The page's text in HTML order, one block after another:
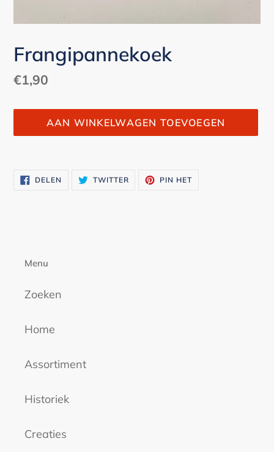
Frangipannekoek
Normale
€1,90
AAN WINKELWAGEN TOEVOEGEN
aan DELEN DELEN TWITTERTWITTEREN
OP
PIN HET
Menu
Zoeken
Home
Assortiment
Historiek
Creaties